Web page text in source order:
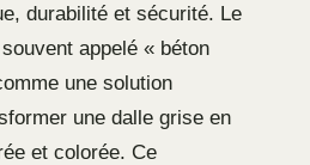
durabilité et sécurité. Le
appelé « béton
une solution
une dalle grise en
et colorée. Ce